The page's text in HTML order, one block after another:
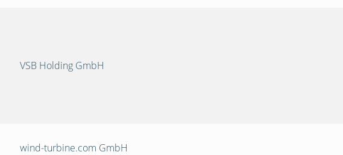
VSB Holding GmbH
wind-turbine.com GmbH